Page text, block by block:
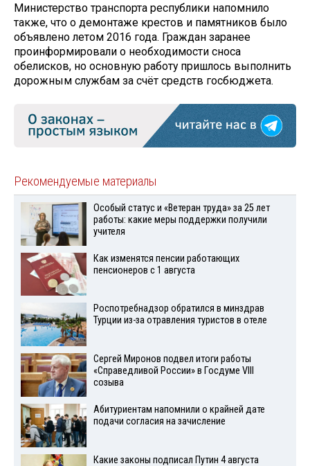
Министерство транспорта республики напомнило
также, что о демонтаже крестов и памятников было
объявлено летом 2016 года. Граждан заранее
проинформировали о необходимости сноса
обелисков, но основную работу пришлось выполнить
дорожным службам за счёт средств госбюджета.
Рекомендуемые материалы
Особый статус и «Ветеран труда» за 25 лет
работы: какие меры поддержки получили
учителя
Как изменятся пенсии работающих
пенсионеров с 1 августа
Роспотребнадзор обратился в минздрав
Турции из-за отравления туристов в отеле
Сергей Миронов подвел итоги работы
«Справедливой России» в Госдуме VIII
созыва
Абитуриентам напомнили о крайней дате
подачи согласия на зачисление
Какие законы подписал Путин 4 августа